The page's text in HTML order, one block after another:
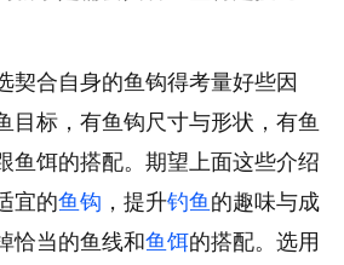
契合自身的鱼钩得考量好些因
目标，有鱼钩尺寸与形状，有鱼
鱼饵的搭配。期望上面这些介绍
宜的鱼钩 ，提升钓鱼 的趣味与成
恰当的鱼线和鱼饵的搭配。选用